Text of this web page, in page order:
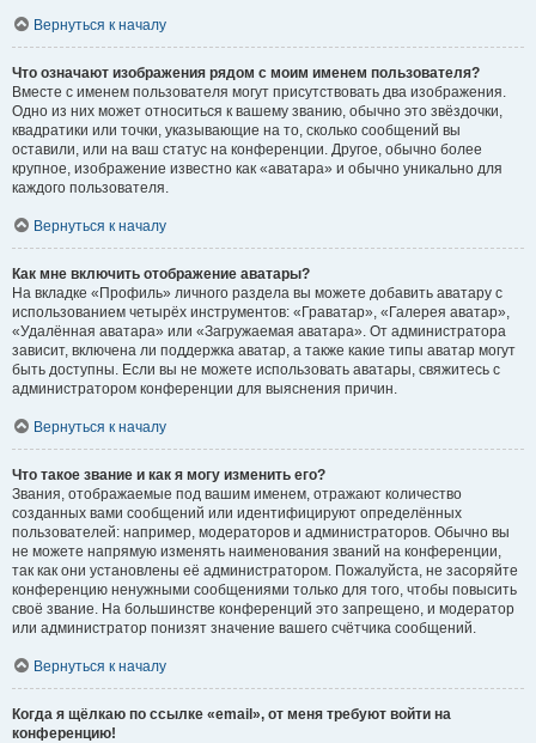
Вернуться к началу
Что означают изображения рядом с моим именем пользователя?
Вместе с именем пользователя могут присутствовать два изображения.
Одно из них может относиться к вашему званию, обычно это звёздочки,
квадратики или точки, указывающие на то, сколько сообщений вы
оставили, или на ваш статус на конференции. Другое, обычно более
крупное, изображение известно как «аватара» и обычно уникально для
каждого пользователя.
Вернуться к началу
Как мне включить отображение аватары?
На вкладке «Профиль» личного раздела вы можете добавить аватару с
использованием четырёх инструментов: «Граватар», «Галерея аватар»,
«Удалённая аватара» или «Загружаемая аватара». От администратора
зависит, включена ли поддержка аватар, а также какие типы аватар могут
быть доступны. Если вы не можете использовать аватары, свяжитесь с
администратором конференции для выяснения причин.
Вернуться к началу
Что такое звание и как я могу изменить его?
Звания, отображаемые под вашим именем, отражают количество
созданных вами сообщений или идентифицируют определённых
пользователей: например, модераторов и администраторов. Обычно вы
не можете напрямую изменять наименования званий на конференции,
так как они установлены её администратором. Пожалуйста, не засоряйте
конференцию ненужными сообщениями только для того, чтобы повысить
своё звание. На большинстве конференций это запрещено, и модератор
или администратор понизят значение вашего счётчика сообщений.
Вернуться к началу
Когда я щёлкаю по ссылке «email», от меня требуют войти на
конференцию!